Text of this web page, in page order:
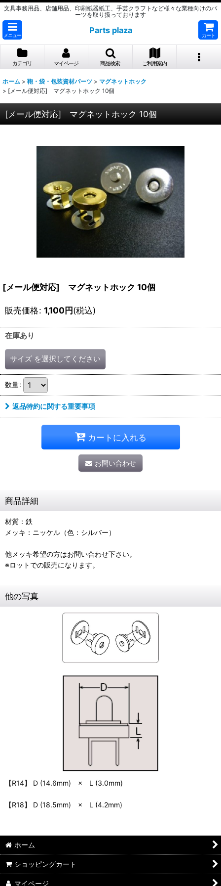
文具事務用品、店舗用品、印刷紙器紙工、手芸クラフトなど様々な業種向けのパ
ーツを取り扱っております
メニュー
Parts plaza
カート
カテゴリ マイページ 商品検索 ご利用案内
ホーム > 鞄・袋・包装資材パーツ > マグネットホック
> [メール便対応] マグネットホック 10個
[メール便対応] マグネットホック 10個
[メール便対応] マグネットホック 10個
販売価格: 1,100円(税込)
在庫あり
サイズ を選択してください
数量:
返品特約に関する重要事項
カートに入れる
お問い合わせ
商品詳細
材質：鉄
メッキ：ニッケル（色：シルバー）
他メッキ希望の方はお問い合わせ下さい。
※ロットでの販売になります。
他の写真
【R14】 D (14.6mm) × L (3.0mm)
【R18】 D (18.5mm) × L (4.2mm)
ホーム
ショッピングカート
マイページ